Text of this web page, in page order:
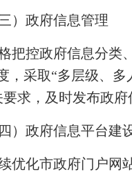
三）政府信息管理
把控政府信息分类
，采取“多层级、
要求，及时发布政
四）政府信息平台建
优化市政府门户网